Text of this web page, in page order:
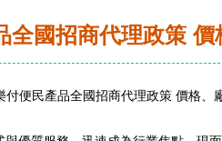
全國招商代理政策